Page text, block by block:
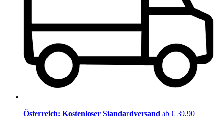
Österreich: Kostenloser Standardversand ab € 39,90